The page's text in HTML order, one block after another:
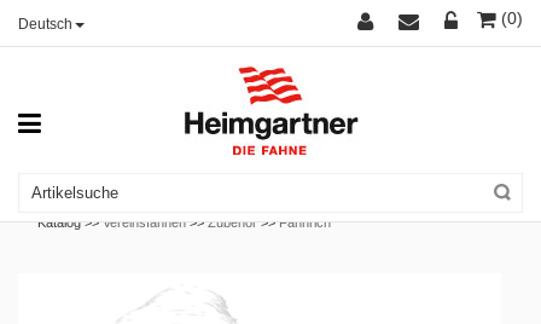
Deutsch (0)
Katalog >>Vereinsfahnen >>Zubehör >>Fähnrich